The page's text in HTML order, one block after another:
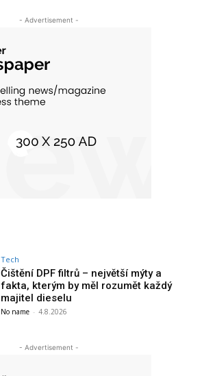
- Advertisement -
Tech
Čištění DPF filtrů – největší mýty a
fakta, kterým by měl rozumět každý
majitel dieselu
No name - 4.8.2026
- Advertisement -